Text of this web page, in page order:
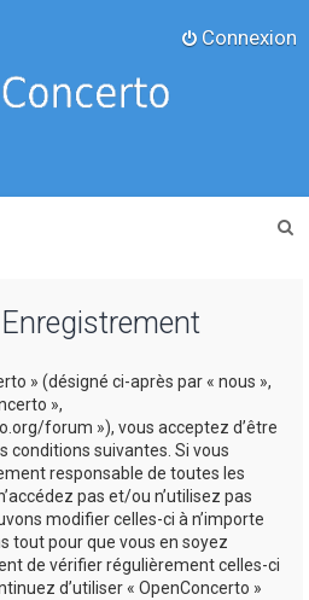
Connexion
» (désigné ci-après par « nous »,
»,
forum »), vous acceptez d’être
conditions suivantes. Si vous
responsable de toutes les
pas et/ou n’utilisez pas
modifier celles-ci à n’importe
tout pour que vous en soyez
de vérifier régulièrement celles-ci
d’utiliser « OpenConcerto »